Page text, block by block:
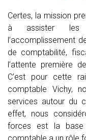
Certes, la mission
à assister les
l’accomplissement
de comptabilité,
l’attente première
C’est pour cette
comptable Vichy,
services autour du
effet, nous
forces est la base